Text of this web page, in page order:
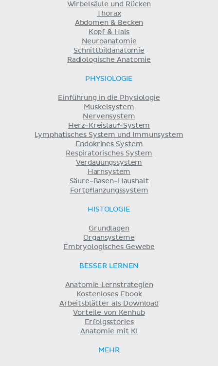
Wirbelsäule und Rücken
Thorax
Abdomen & Becken
Kopf & Hals
Neuroanatomie
Schnittbildanatomie
Radiologische Anatomie
PHYSIOLOGIE
Einführung in die Physiologie
Muskelsystem
Nervensystem
Herz-Kreislauf-System
Lymphatisches System und Immunsystem
Endokrines System
Respiratorisches System
Verdauungssystem
Harnsystem
Säure-Basen-Haushalt
Fortpflanzungssystem
HISTOLOGIE
Grundlagen
Organsysteme
Embryologisches Gewebe
BESSER LERNEN
Anatomie Lernstrategien
Kostenloses Ebook
Arbeitsblätter als Download
Vorteile von Kenhub
Erfolgsstories
Anatomie mit KI
MEHR